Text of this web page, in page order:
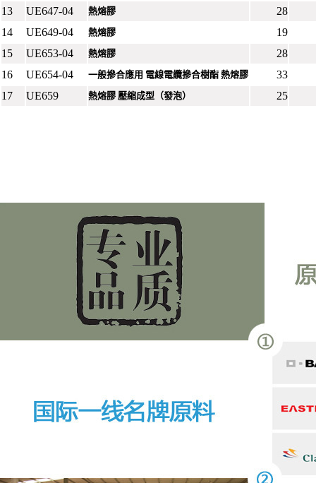
13
UE647-04 熱熔膠
28
14
UE649-04 熱熔膠
19
15
UE653-04 熱熔膠
28
16
UE654-04 一般摻合應用 電線電纜摻合樹酯 熱熔膠
33
17
UE659 熱熔膠 壓縮成型（發泡） 25